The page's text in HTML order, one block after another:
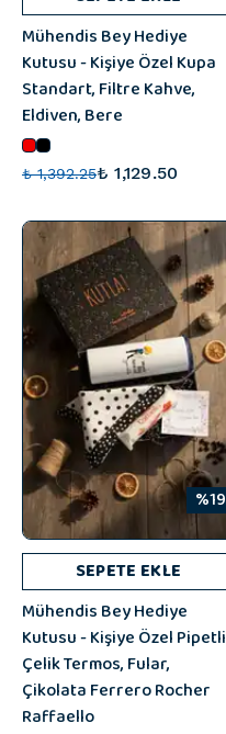
Mühendis Bey Hediye
Kutusu - Kişiye Özel Kupa
Standart, Filtre Kahve,
Eldiven, Bere
₺ 1,392.25₺ 1,129.50
%19
SEPETE EKLE
Mühendis Bey Hediye
Kutusu - Kişiye Özel Pipetli
Çelik Termos, Fular,
Çikolata Ferrero Rocher
Raffaello